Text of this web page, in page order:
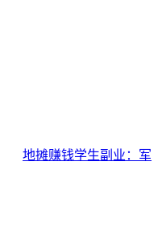
地摊赚钱学生副业：军